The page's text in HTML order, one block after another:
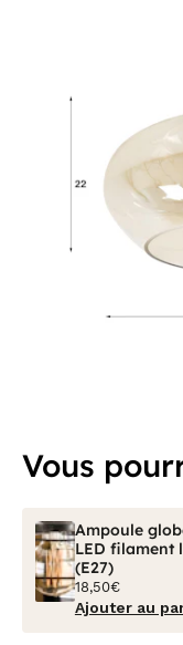
Vous
Ampoule
LED filament
(E27)
18,50€
Ajouter au